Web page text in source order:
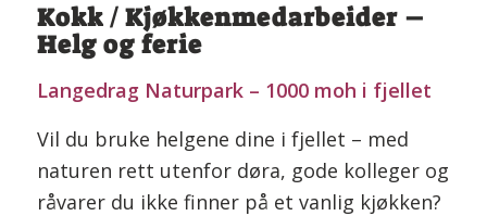
Kokk / Kjøkkenmedarbeider –
Helg og ferie
Langedrag Naturpark – 1000 moh i fjellet
Vil du bruke helgene dine i fjellet – med
naturen rett utenfor døra, gode kolleger og
råvarer du ikke finner på et vanlig kjøkken?